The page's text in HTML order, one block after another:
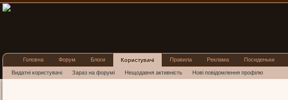
Головна Форум Блоги Користувачі
Видатні користувачі Зараз на форумі Нещодавня активність Нові повідомлення профілю
Правила Реклама Посиденьки